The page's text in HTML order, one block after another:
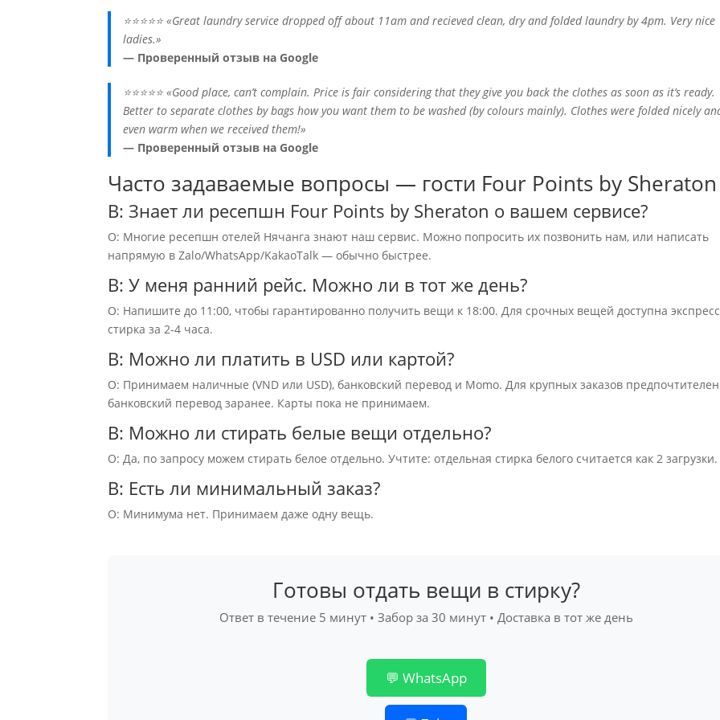
⭐⭐⭐⭐⭐ «Great laundry service dropped off about 11am and recieved clean, dry and folded laundry by 4pm. Very nice
ladies.»
— Проверенный отзыв на Google
⭐⭐⭐⭐⭐ «Good place, can’t complain. Price is fair considering that they give you back the clothes as soon as it’s ready.
Better to separate clothes by bags how you want them to be washed (by colours mainly). Clothes were folded nicely
even warm when we received them!»
— Проверенный отзыв на Google
Часто задаваемые вопросы — гости Four Points by Sheraton
В: Знает ли ресепшн Four Points by Sheraton о вашем сервисе?
О: Многие ресепшн отелей Нячанга знают наш сервис. Можно попросить их позвонить нам, или написать
напрямую в Zalo/WhatsApp/KakaoTalk — обычно быстрее.
В: У меня ранний рейс. Можно ли в тот же день?
О: Напишите до 11:00, чтобы гарантированно получить вещи к 18:00. Для срочных вещей доступна
стирка за 2-4 часа.
В: Можно ли платить в USD или картой?
О: Принимаем наличные (VND или USD), банковский перевод и Momo. Для крупных заказов предпочтителен
банковский перевод заранее. Карты пока не принимаем.
В: Можно ли стирать белые вещи отдельно?
О: Да, по запросу можем стирать белое отдельно. Учтите: отдельная стирка белого считается как 2 загрузки.
В: Есть ли минимальный заказ?
О: Минимума нет. Принимаем даже одну вещь.
Готовы отдать вещи в стирку?
Ответ в течение 5 минут • Забор за 30 минут • Доставка в тот же день
💬 WhatsApp